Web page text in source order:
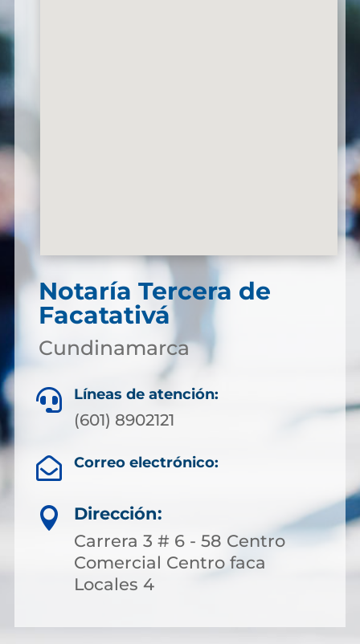
Notaría Tercera de
Facatativá
Cundinamarca
 Líneas de atención:
(601) 8902121
 Correo electrónico:

Dirección:
Carrera 3 # 6 - 58 Centro
Comercial Centro faca
Locales 4